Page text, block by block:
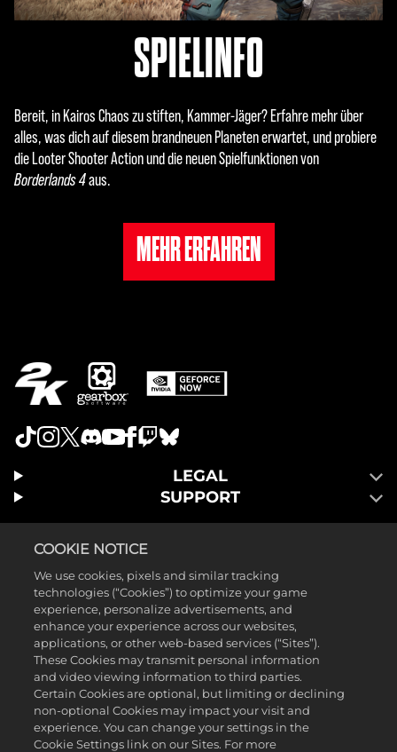
SPIELINFO
Bereit, in Kairos Chaos zu stiften, Kammer-Jäger? Erfahre mehr über
alles, was dich auf diesem brandneuen Planeten erwartet, und probiere
die Looter Shooter Action und die neuen Spielfunktionen von
Borderlands 4aus.
MEHR ERFAHREN
LEGAL
SUPPORT
©2025 Gearbox Software. Veröffentlicht von 2K Games. Entwickelt
von Gearbox. Gearbox, Borderlands und die dazugehörigen
COOKIE NOTICE
We use cookies, pixels and similar tracking
technologies (“Cookies”) to optimize your game
experience, personalize advertisements, and
enhance your experience across our websites,
applications, or other web-based services (“Sites”).
These Cookies may transmit personal information
and video viewing information to third parties.
Certain Cookies are optional, but limiting or declining
non-optional Cookies may impact your visit and
experience. You can change your settings in the
Cookie Settings link on our Sites. For more